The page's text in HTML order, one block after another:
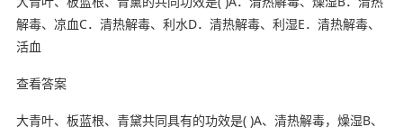
解毒、凉血C．清热解毒、利水D．清热解毒、利湿E．清热解毒、
活血
查看答案
大青叶、板蓝根、青黛共同具有的功效是( )A、清热解毒，燥湿B、